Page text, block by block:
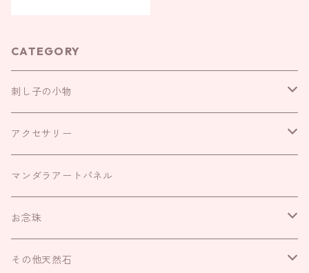
CATEGORY
刺し子の小物
お守り袋
お財布袋
がま口
巾着
アクセサリー
耳飾り
ネックレス
リング
マンダラアートパネル
お念珠
IROHAのお念珠
その他天然石